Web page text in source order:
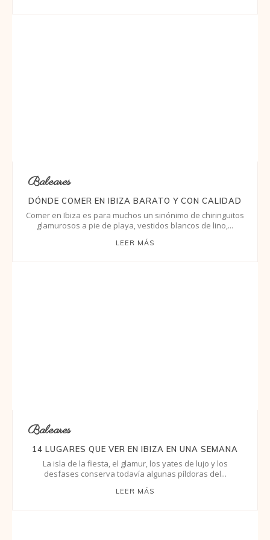
Baleares
DÓNDE COMER EN IBIZA BARATO Y CON CALIDAD
Comer en Ibiza es para muchos un sinónimo de chiringuitos
glamurosos a pie de playa, vestidos blancos de lino,...
LEER MÁS
Baleares
14 LUGARES QUE VER EN IBIZA EN UNA SEMANA
La isla de la fiesta, el glamur, los yates de lujo y los
desfases conserva todavía algunas píldoras del...
LEER MÁS